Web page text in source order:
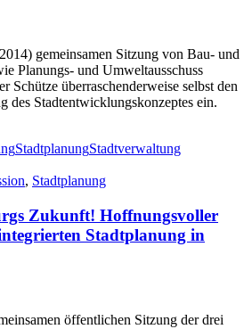
gemeinsamen Sitzung von Bau- und
Planungs- und Umweltausschuss
Schütze überraschenderweise selbst den
des Stadtentwicklungskonzeptes ein.
StadtplanungStadtverwaltung
, Stadtplanung
Zukunft! Hoffnungsvoller
Stadtplanung in
öffentlichen Sitzung der drei